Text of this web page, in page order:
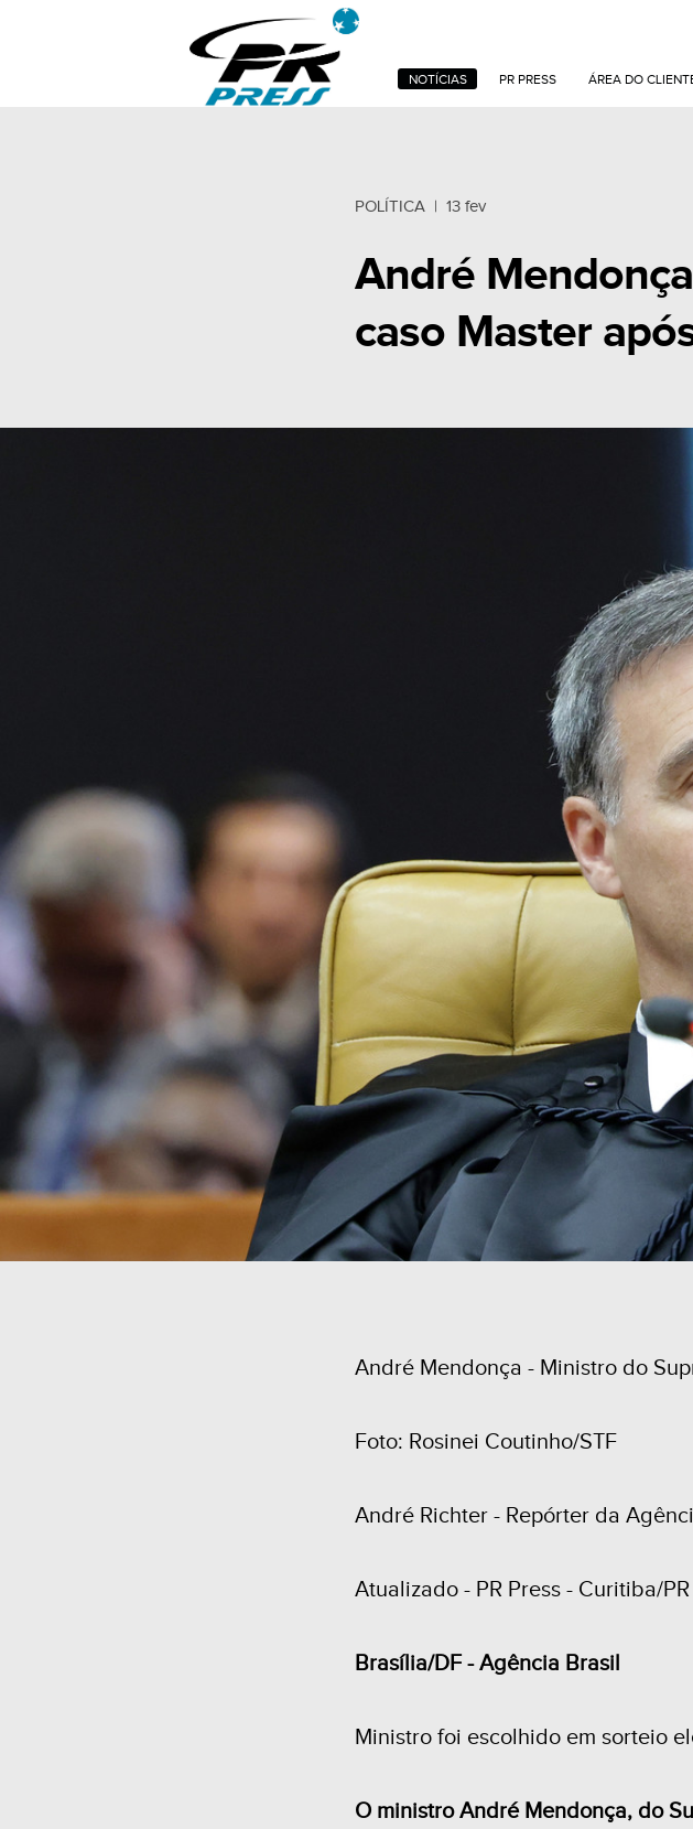
NOTÍCIAS PR PRESS ÁREA DO
POLÍTICA | 13 fev
André
caso Master
André Mendonça - Ministro do
Foto: Rosinei Coutinho/STF
André Richter - Repórter da
Atualizado - PR Press - Curitiba/
Brasília/DF - Agência Brasil
Ministro foi escolhido em sorteio
O ministro André Mendonça, do